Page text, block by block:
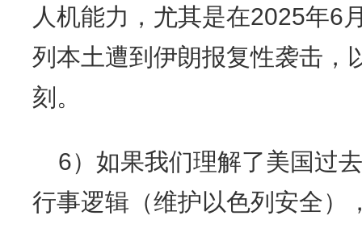
人机能力，尤其是在2025年6
列本土遭到伊朗报复性袭击，
刻。
6）如果我们理解了美国过
行事逻辑（维护以色列安全）